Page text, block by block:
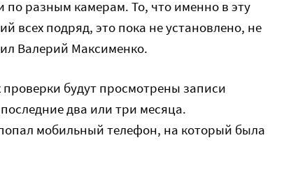
по разным камерам. То, что именно в эту
всех подряд, это пока не установлено, не
Валерий Максименко.
будут просмотрены записи
два или три месяца.
мобильный телефон, на который была